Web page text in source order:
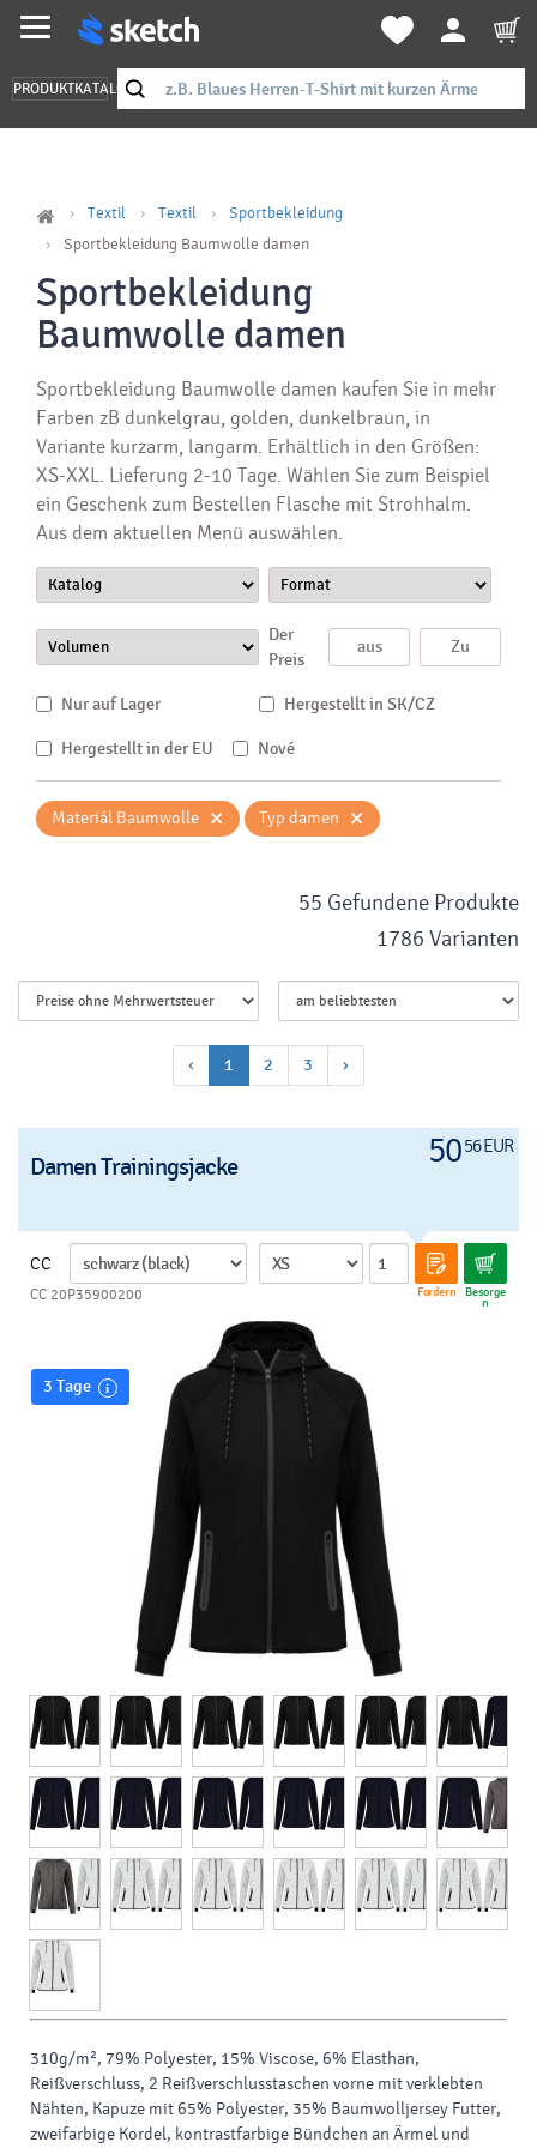
PRODUKTKATALOG
Textil Textil
Sportbekleidung
Sportbekleidung Baumwolle damen
Sportbekleidung
Baumwolle damen
Sportbekleidung Baumwolle damen kaufen Sie in mehr
Farben zB dunkelgrau, golden, dunkelbraun, in
Variante kurzarm, langarm. Erhältlich in den Größen:
XS-XXL. Lieferung 2-10 Tage. Wählen Sie zum Beispiel
ein Geschenk zum Bestellen Flasche mit Strohhalm.
Aus dem aktuellen Menü auswählen.
Der
Preis
Nur auf Lager Hergestellt in SK/CZ
Hergestellt in der EU Nové
Materiál Baumwolle × Typ damen ×
‹ 1 2 3 ›
55 Gefundene Produkte
1786 Varianten
5056 EUR
Damen Trainingsjacke
CC
Fordern Besorge
n
CC 20P35900200
3 Tage
310g/m², 79% Polyester, 15% Viscose, 6% Elasthan,
Reißverschluss, 2 Reißverschlusstaschen vorne mit verklebten
Nähten, Kapuze mit 65% Polyester, 35% Baumwolljersey Futter,
zweifarbige Kordel, kontrastfarbige Bündchen an Ärmel und